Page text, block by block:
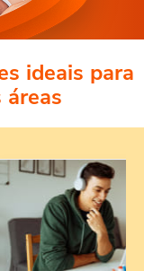
ideais para
áreas